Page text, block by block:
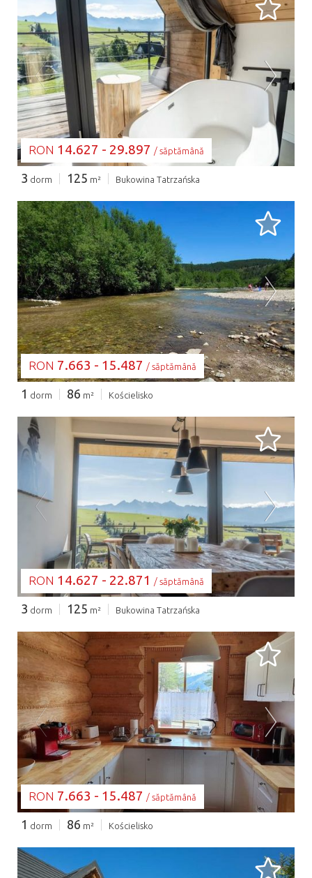
SE ÎNCARCĂ...
RON 14.627 - 29.897 / săptămână
3 dorm 125 m² Bukowina Tatrzańska
SE ÎNCARCĂ...
RON 7.663 - 15.487 / săptămână
1 dorm 86 m² Kościelisko
SE ÎNCARCĂ...
RON 14.627 - 22.871 / săptămână
3 dorm 125 m² Bukowina Tatrzańska
SE ÎNCARCĂ...
RON 7.663 - 15.487 / săptămână
1 dorm 86 m² Kościelisko